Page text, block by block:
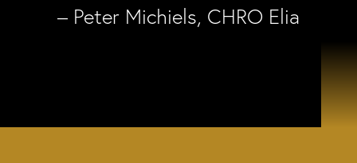
– Peter Michiels, CHRO Elia